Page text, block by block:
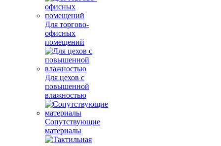
Для торгово-
офисных
помещений
Для цехов с
повышенной
влажностью
Сопутствующие
материалы